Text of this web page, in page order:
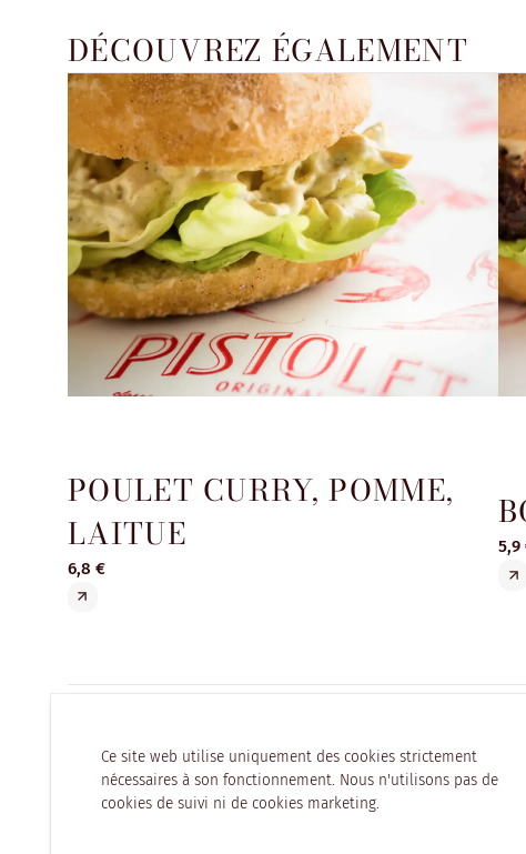
DÉCOUVREZ ÉGALEMENT
POULET CURRY, POMME,
LAITUE
6,8 €
5,9
Ce site web utilise uniquement des cookies strictement
nécessaires à son fonctionnement. Nous n'utilisons pas de
cookies de suivi ni de cookies marketing.